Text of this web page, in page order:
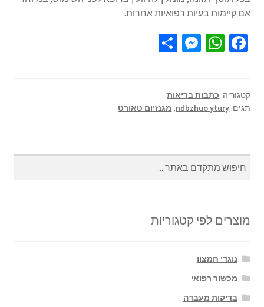
אם קיימות בעיות רפואיות אחרות.
Fa
o
o
W
sA
p
M
n
ge
S
e
קטגוריה: כתבות בריאות
תגים: ndbzhuo ytury
, מגנזיום טאורט
מוצרים לפי קטגוריות
נוגדי חמצון
מכשור רפואי
בדיקות מעבדה